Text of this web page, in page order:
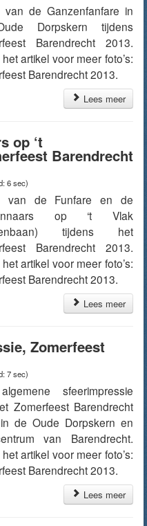
van de Ganzenfanfare in
Dorpskern tijdens
Barendrecht 2013.
artikel voor meer foto’s:
Barendrecht 2013.
Lees meer
op ‘t
Barendrecht
6 sec)
van de Funfare en de
op ‘t Vlak
tijdens het
Barendrecht 2013.
artikel voor meer foto’s:
Barendrecht 2013.
Lees meer
Zomerfeest
7 sec)
sfeerimpressie
Zomerfeest Barendrecht
de Oude Dorpskern en
van Barendrecht.
artikel voor meer foto’s:
Barendrecht 2013.
Lees meer